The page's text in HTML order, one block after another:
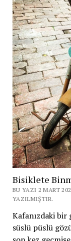
Bisiklete
BU YAZI 2 MART
YAZILMIŞTIR.
Kafanızdaki bir
süslü püslü